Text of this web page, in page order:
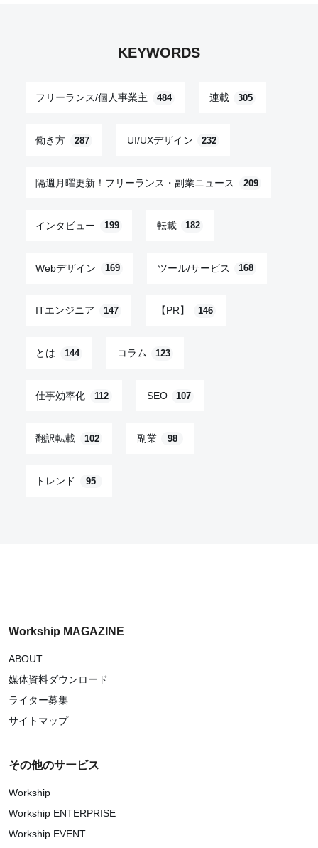
KEYWORDS
フリーランス/個人事業主 484 連載 305
働き方 287 UI/UXデザイン 232
隔週月曜更新！フリーランス・副業ニュース 209
インタビュー 199 転載 182
Webデザイン 169 ツール/サービス 168
ITエンジニア 147 【PR】 146
とは 144 コラム 123
仕事効率化 112 SEO 107
翻訳転載 102 副業 98
トレンド 95
Workship MAGAZINE
ABOUT
媒体資料ダウンロード
ライター募集
サイトマップ
その他のサービス
Workship
Workship ENTERPRISE
Workship EVENT